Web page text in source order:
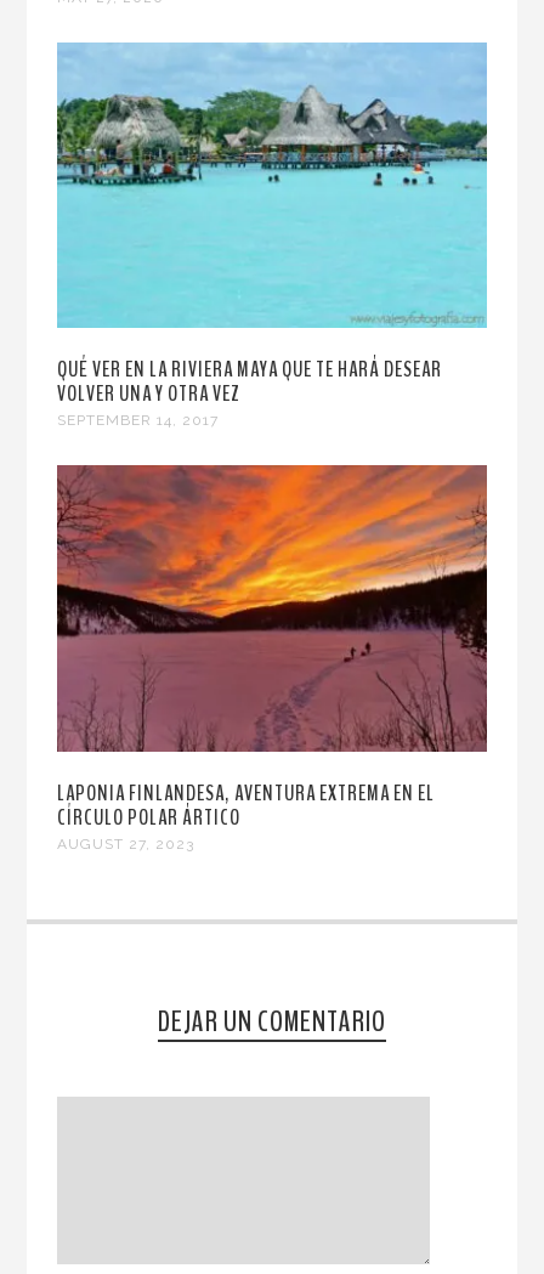
QUÉ VER EN LA RIVIERA MAYA QUE TE HARÁ DESEAR
VOLVER UNA Y OTRA VEZ
SEPTEMBER 14, 2017
LAPONIA FINLANDESA, AVENTURA EXTREMA EN EL
CÍRCULO POLAR ÁRTICO
AUGUST 27, 2023
DEJAR UN COMENTARIO